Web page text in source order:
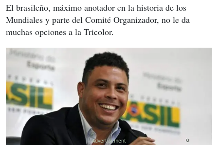
El brasileño, máximo anotador en la historia de los
Mundiales y parte del Comité Organizador, no le da
muchas opciones a la Tricolor.
X